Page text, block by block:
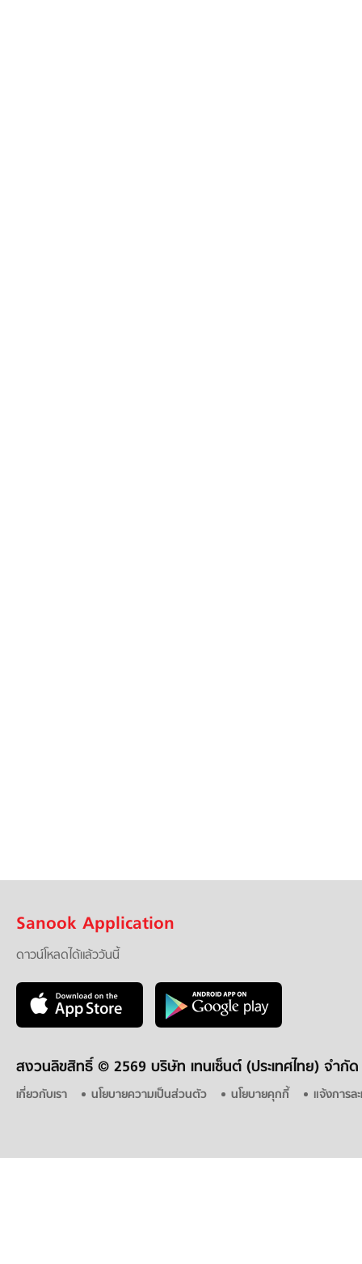
Sanook Application
ดาวน์โหลดได้แล้ววันนี้
สงวนลิขสิทธิ์ © 2569 บริษัท เทนเซ็นต์ (ประเทศไทย) จำกัด
เกี่ยวกับเรา นโยบายความเป็นส่วนตัว นโยบายคุกกี้ แจ้งการล